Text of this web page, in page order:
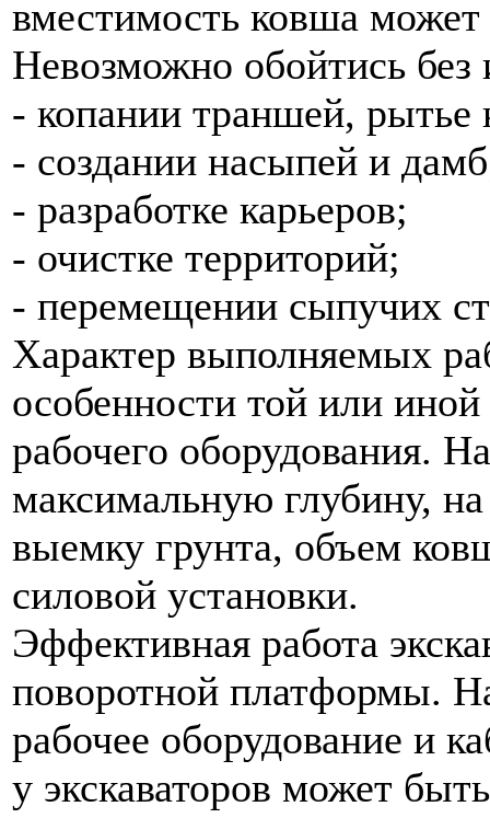
вместимость ковша
Невозможно обойтись без
- копании траншей, рытье
- создании насыпей и
- разработке карьеров;
- очистке территорий;
- перемещении сыпучих
Характер выполняемых
особенности той или иной
рабочего оборудования.
максимальную глубину,
выемку грунта, объем
силовой установки.
Эффективная работа
поворотной платформы.
рабочее оборудование и
у экскаваторов может